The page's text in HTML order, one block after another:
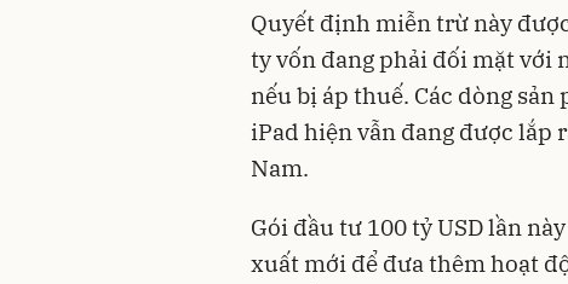
Quyết định miễn trừ này
ty vốn đang phải đối mặt với
nếu bị áp thuế. Các dòng
iPad hiện vẫn đang được lắp
Nam.
Gói đầu tư 100 tỷ USD lần
xuất mới để đưa thêm hoạt